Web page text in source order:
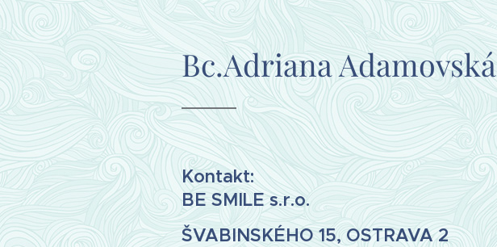
Bc.Adriana Adamovská
Kontakt:
BE SMILE s.r.o.
ŠVABINSKÉHO 15, OSTRAVA 2